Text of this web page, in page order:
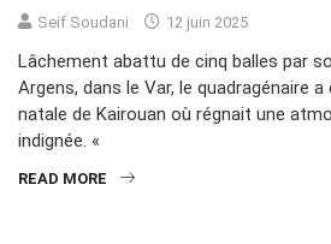
Seif Soudani 12 juin 2025
Lâchement abattu de cinq balles par
Argens, dans le Var, le quadragénaire
natale de Kairouan où régnait une
indignée. «
READ MORE